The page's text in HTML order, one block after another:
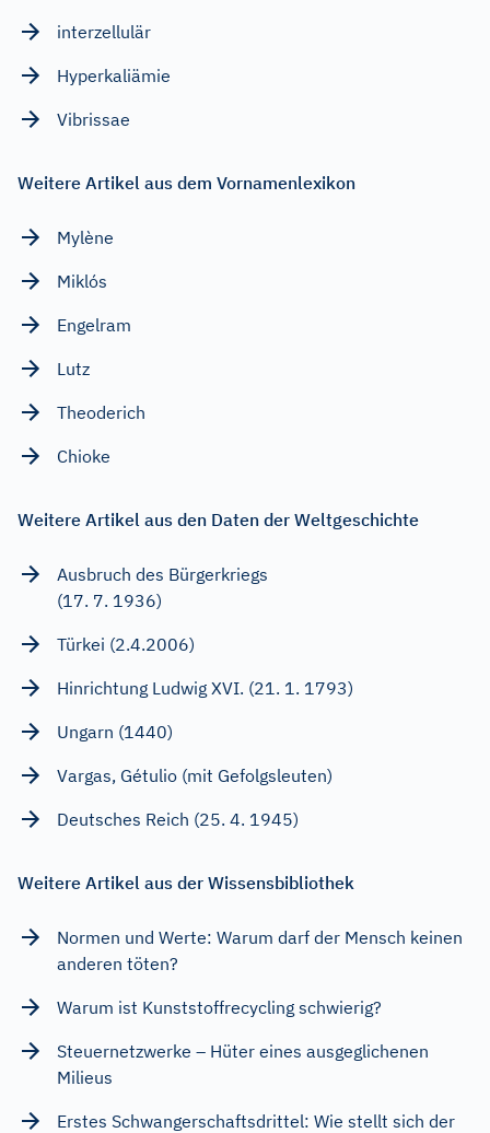
interzellulär
Hyperkaliämie
Vibrissae
Weitere Artikel aus dem Vornamenlexikon
Mylène
Miklós
Engelram
Lutz
Theoderich
Chioke
Weitere Artikel aus den Daten der Weltgeschichte
Ausbruch des Bürgerkriegs
(17. 7. 1936)
Türkei (2.4.2006)
Hinrichtung Ludwig XVI. (21. 1. 1793)
Ungarn (1440)
Vargas, Gétulio (mit Gefolgsleuten)
Deutsches Reich (25. 4. 1945)
Weitere Artikel aus der Wissensbibliothek
Normen und Werte: Warum darf der Mensch keinen
anderen töten?
Warum ist Kunststoffrecycling schwierig?
Steuernetzwerke – Hüter eines ausgeglichenen
Milieus
Erstes Schwangerschaftsdrittel: Wie stellt sich der